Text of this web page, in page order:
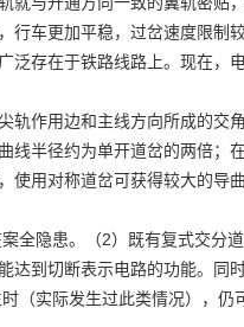
行车更加平稳，过岔速度限制
存在于铁路线路上。现在，
轨作用边和主线方向所成的交
线半径约为单开道岔的两倍；
用对称道岔可获得较大的导
全隐患。（2）既有复式交分
达到切断表示电路的功能。同
（实际发生过此类情况），仍